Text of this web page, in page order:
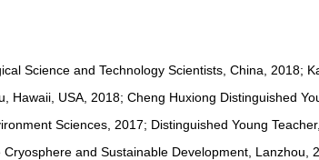
Science and Technology Scientists, China, 2018;
Hawaii, USA, 2018; Cheng Huxiong Distinguished
Sciences, 2017; Distinguished Young
and Sustainable Development, Lanzhou,